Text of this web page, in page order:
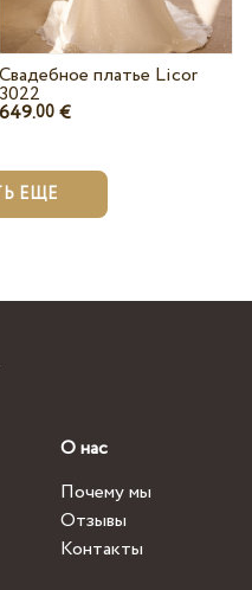
Свадебное платье Licor
3022
649.00 €
ЕЩЕ
О нас
Почему мы
Отзывы
Контакты